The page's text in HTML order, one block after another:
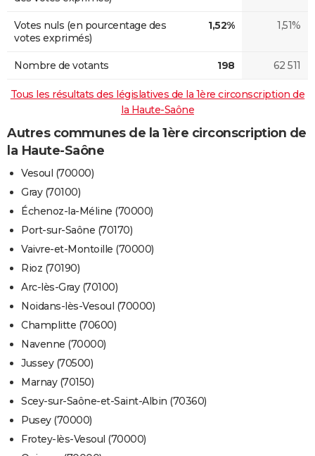
Votes nuls (en pourcentage des
votes exprimés)
1,52% 1,51%
Nombre de votants 198 62 511
Tous les résultats des législatives de la 1ère circonscription de
la Haute-Saône
Autres communes de la 1ère circonscription de
la Haute-Saône
Vesoul (70000)
Gray (70100)
Échenoz-la-Méline (70000)
Port-sur-Saône (70170)
Vaivre-et-Montoille (70000)
Rioz (70190)
Arc-lès-Gray (70100)
Noidans-lès-Vesoul (70000)
Champlitte (70600)
Navenne (70000)
Jussey (70500)
Marnay (70150)
Scey-sur-Saône-et-Saint-Albin (70360)
Pusey (70000)
Frotey-lès-Vesoul (70000)